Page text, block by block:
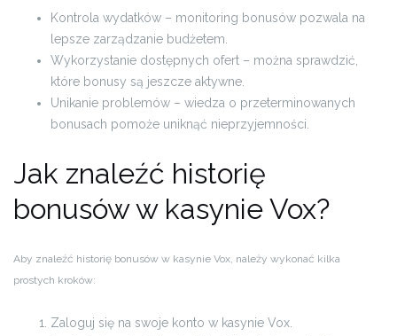
Kontrola wydatków – monitoring bonusów pozwala na
lepsze zarządzanie budżetem.
Wykorzystanie dostępnych ofert – można sprawdzić,
które bonusy są jeszcze aktywne.
Unikanie problemów – wiedza o przeterminowanych
bonusach pomoże uniknąć nieprzyjemności.
Jak znaleźć historię
bonusów w kasynie Vox?
Aby znaleźć historię bonusów w kasynie Vox, należy wykonać kilka
prostych kroków:
Zaloguj się na swoje konto w kasynie Vox.